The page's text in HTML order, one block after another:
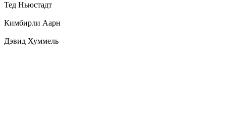
Тед Ньюстадт
Кимбирли Аарн
Дэвид Хуммель